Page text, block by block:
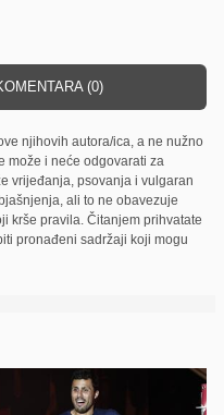
(0)
njihovih autora/ica, a ne nužno
može i neće odgovarati za
vrijeđanja, psovanja i vulgaran
ali to ne obavezuje
krše pravila. Čitanjem prihvatate
pronađeni sadržaji koji mogu